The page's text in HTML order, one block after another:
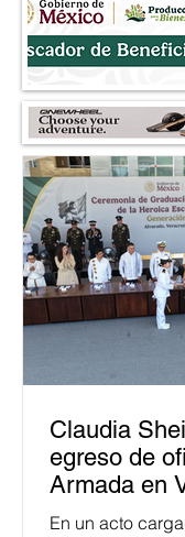
Claudia
egreso de
Armada en
En un acto